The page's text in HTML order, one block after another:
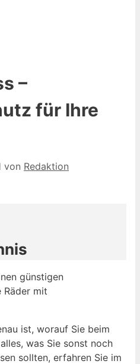
–
für Ihre
von Redaktion
günstigen
Räder mit
ist, worauf Sie beim
was Sie sonst noch
sollten, erfahren Sie im